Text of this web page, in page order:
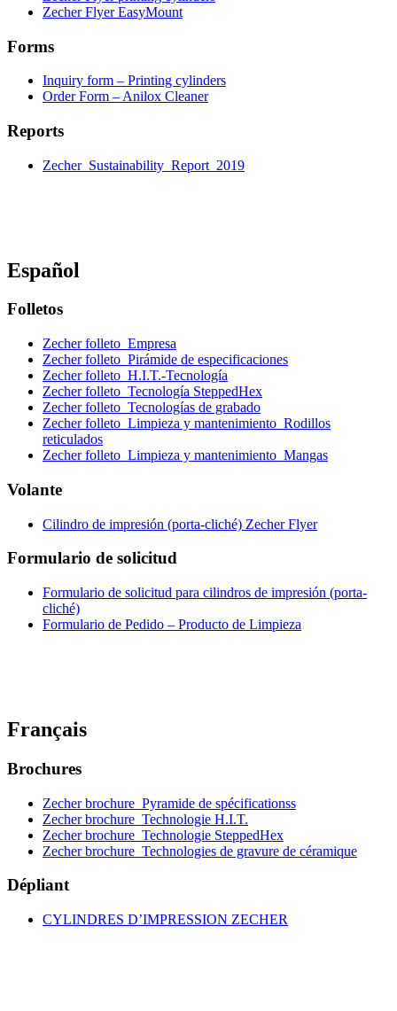
Zecher Flyer EasyMount
Forms
Inquiry form – Printing cylinders
Order Form – Anilox Cleaner
Reports
Zecher_Sustainability_Report_2019
Español
Folletos
Zecher folleto_Empresa
Zecher folleto_Pirámide de especificaciones
Zecher folleto_H.I.T.-Tecnología
Zecher folleto_Tecnología SteppedHex
Zecher folleto_Tecnologías de grabado
Zecher folleto_Limpieza y mantenimiento_Rodillos
reticulados
Zecher folleto_Limpieza y mantenimiento_Mangas
Volante
Cilindro de impresión (porta-cliché) Zecher Flyer
Formulario de solicitud
Formulario de solicitud para cilindros de impresión (porta-
cliché)
Formulario de Pedido – Producto de Limpieza
Français
Brochures
Zecher brochure_Pyramide de spécificationss
Zecher brochure_Technologie H.I.T.
Zecher brochure_Technologie SteppedHex
Zecher brochure_Technologies de gravure de céramique
Dépliant
CYLINDRES D’IMPRESSION ZECHER